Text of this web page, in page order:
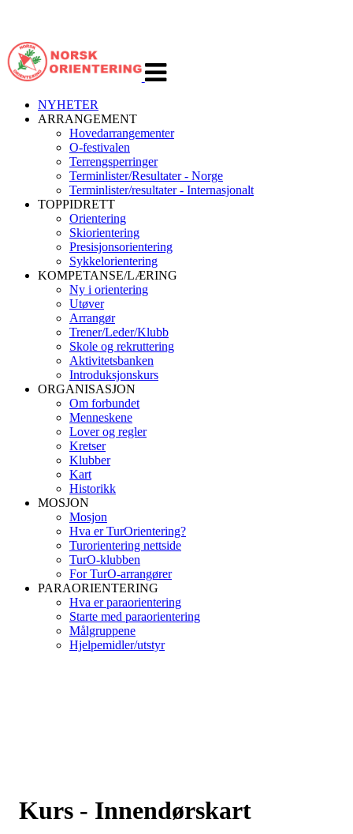
navigasjon
NYHETER
ARRANGEMENT
Hovedarrangementer
O-festivalen
Terrengsperringer
Terminlister/Resultater - Norge
Terminlister/resultater - Internasjonalt
TOPPIDRETT
Orientering
Skiorientering
Presisjonsorientering
Sykkelorientering
KOMPETANSE/LÆRING
Ny i orientering
Utøver
Arrangør
Trener/Leder/Klubb
Skole og rekruttering
Aktivitetsbanken
Introduksjonskurs
ORGANISASJON
Om forbundet
Menneskene
Lover og regler
Kretser
Klubber
Kart
Historikk
MOSJON
Mosjon
Hva er TurOrientering?
Turorientering nettside
TurO-klubben
For TurO-arrangører
PARAORIENTERING
Hva er paraorientering
Starte med paraorientering
Målgruppene
Hjelpemidler/utstyr
Kurs - Innendørskart